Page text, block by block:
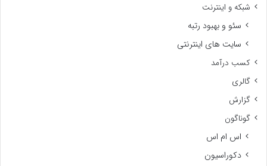
شبکه و اینترنت
سئو و بهبود رتبه
سایت های اینترنتی
کسب درآمد
گالری
گزارش
گوناگون
اس ام اس
دکوراسیون